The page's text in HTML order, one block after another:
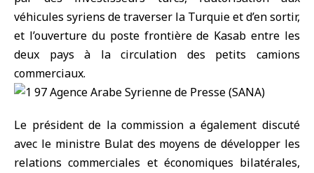
véhicules syriens de traverser la Turquie et d’en sortir,
et l’ouverture du poste frontière de Kasab entre les
deux pays à la circulation des petits camions
commerciaux.
Le président de la commission a également discuté
avec le ministre Bulat des moyens de développer les
relations commerciales et économiques bilatérales,